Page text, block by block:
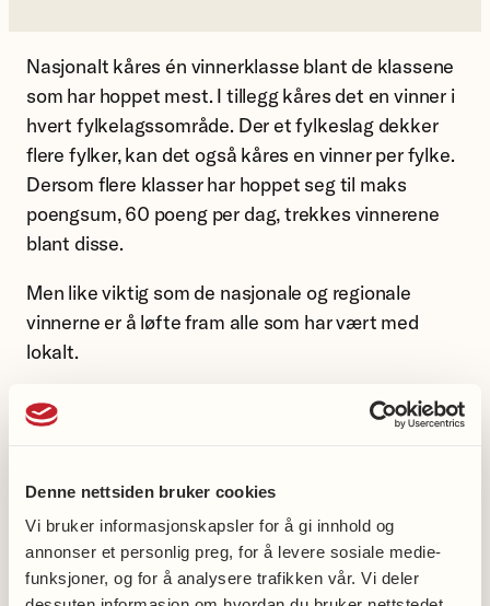
Denne nettsiden bruker cookies
Vi bruker informasjonskapsler for å gi innhold og
annonser et personlig preg, for å levere sosiale medie-
funksjoner, og for å analysere trafikken vår. Vi deler
Nasjonalt kåres én vinnerklasse blant de klassene
som har hoppet mest. I tillegg kåres det en vinner i
hvert fylkelagssområde. Der et fylkeslag dekker
flere fylker, kan det også kåres en vinner per fylke.
Dersom flere klasser har hoppet seg til maks
poengsum, 60 poeng per dag, trekkes vinnerene
blant disse.
Men like viktig som de nasjonale og regionale
vinnerne er å løfte fram alle som har vært med
lokalt.
Litt lokal oppmerksomhet gjør en stor forskjell. Det
gir elevene mestringsfølelse og stolthet, motiverer
Hopp for hjertet blir mer synlig i lokalsamfunnet.
Slik kan lokallaget bidra